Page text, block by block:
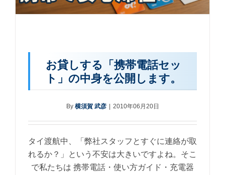
お貸しする「携帯電話セッ
ト」の中身を公開します。
By 横須賀 武彦 | 2010年06月20日
タイ渡航中、「弊社スタッフとすぐに連絡が取
れるか？」という不安は大きいですよね。そこ
で私たちは 携帯電話・使い方ガイド・充電器